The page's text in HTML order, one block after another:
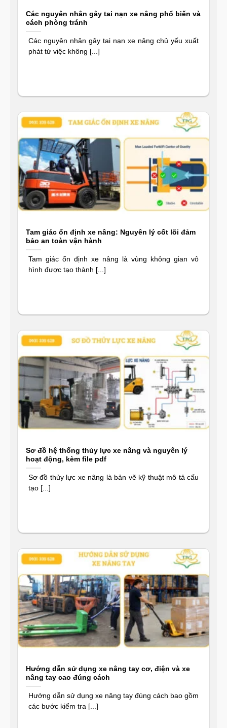
Các nguyên nhân gây tai nạn xe nâng phổ biến và
cách phòng tránh
Các nguyên nhân gây tai nạn xe nâng chủ yếu xuất
phát từ việc không [...]
Tam giác ổn định xe nâng: Nguyên lý cốt lõi đảm
bảo an toàn vận hành
Tam giác ổn định xe nâng là vùng không gian vô
hình được tạo thành [...]
Sơ đồ hệ thống thủy lực xe nâng và nguyên lý
hoạt động, kèm file pdf
Sơ đồ thủy lực xe nâng là bản vẽ kỹ thuật mô tả cấu
tạo [...]
Hướng dẫn sử dụng xe nâng tay cơ, điện và xe
nâng tay cao đúng cách
Hướng dẫn sử dụng xe nâng tay đúng cách bao gồm
các bước kiểm tra [...]